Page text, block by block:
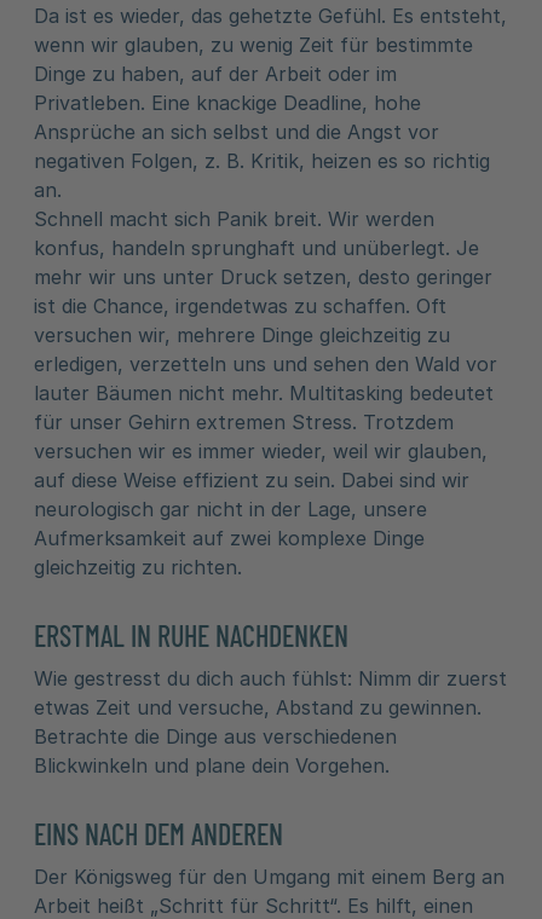
Da ist es wieder, das gehetzte Gefühl. Es entsteht,
wenn wir glauben, zu wenig Zeit für bestimmte
Dinge zu haben, auf der Arbeit oder im
Privatleben. Eine knackige Deadline, hohe
Ansprüche an sich selbst und die Angst vor
negativen Folgen, z. B. Kritik, heizen es so richtig
an.
Schnell macht sich Panik breit. Wir werden
konfus, handeln sprunghaft und unüberlegt. Je
mehr wir uns unter Druck setzen, desto geringer
ist die Chance, irgendetwas zu schaffen. Oft
versuchen wir, mehrere Dinge gleichzeitig zu
erledigen, verzetteln uns und sehen den Wald vor
lauter Bäumen nicht mehr. Multitasking bedeutet
für unser Gehirn extremen Stress. Trotzdem
versuchen wir es immer wieder, weil wir glauben,
auf diese Weise effizient zu sein. Dabei sind wir
neurologisch gar nicht in der Lage, unsere
Aufmerksamkeit auf zwei komplexe Dinge
gleichzeitig zu richten.
ERSTMAL IN RUHE NACHDENKEN
Wie gestresst du dich auch fühlst: Nimm dir zuerst
etwas Zeit und versuche, Abstand zu gewinnen.
Betrachte die Dinge aus verschiedenen
Blickwinkeln und plane dein Vorgehen.
EINS NACH DEM ANDEREN
Der Königsweg für den Umgang mit einem Berg an
Arbeit heißt „Schritt für Schritt“. Es hilft, einen